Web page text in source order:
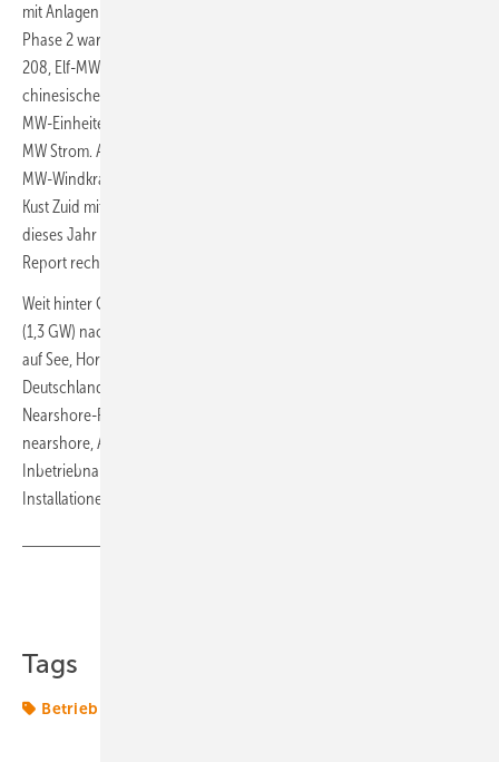
mit Anlagen einer Nennleistung von elf MW einspeiste. Shenquan
Phase 2 war vergangenes Jahr mit 34 Maschinen vom Typ SEW11.0-
208, Elf-MW-Anlagen mit 208 Meter Rotordurchmesser des
chinesischen Produzenten Shanghai Electric, und weiteren 16 Acht-
MW-Einheiten in Betrieb gegangen. Shenquan 2 erzeugt so mit 502
MW Strom. Auch in den Niederlanden produzierten 2022 erste Elf-
MW-Windkraftanlagen im Meer Strom. Aber der Windpark Hollandse
Kust Zuid mit Siemens-Gamesa-Turbinen des Typs 11.0-200 wird erst
dieses Jahr die volle Kapazität am Netz erreichen. Und der WFO-
Report rechnet nur vollständig in Betrieb genommene Windparks an.
Weit hinter China (6,8 Gigawatt (GW)) folgten 2022 Großbritannien
(1,3 GW) nach Inbetriebnahme des nun weltgrößten Windkraftfeldes
auf See, Hornsea 2, Frankreich (480 MW, Saint Nazaire) und
Deutschland (342 MW, Kaskasi). Außer Vietnam mit kleineren neuen
Nearshore-Parks verzeichneten erstmals auch Japan (140 MW,
nearshore, Akita-Noshiro) und Italien (30 MW, Taranto)
Inbetriebnahmen. Für 2023 sagt WFO eine Verdoppelung der
Installationen auf 18,4 GW voraus.
Tags
Betrieb